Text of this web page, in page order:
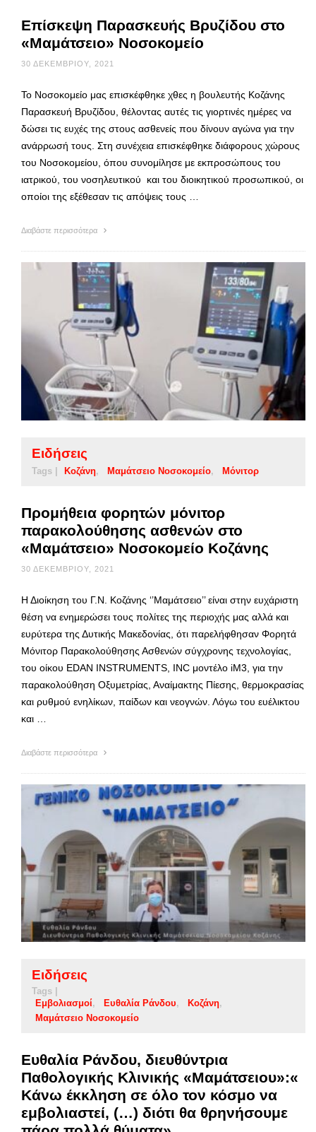
Επίσκεψη Παρασκευής Βρυζίδου στο
«Μαμάτσειο» Νοσοκομείο
30 ΔΕΚΕΜΒΡΊΟΥ, 2021
Το Νοσοκομείο μας επισκέφθηκε χθες η βουλευτής Κοζάνης
Παρασκευή Βρυζίδου, θέλοντας αυτές τις γιορτινές ημέρες να
δώσει τις ευχές της στους ασθενείς που δίνουν αγώνα για την
ανάρρωσή τους. Στη συνέχεια επισκέφθηκε διάφορους χώρους
του Νοσοκομείου, όπου συνομίλησε με εκπροσώπους του
ιατρικού, του νοσηλευτικού και του διοικητικού προσωπικού, οι
οποίοι της εξέθεσαν τις απόψεις τους …
Διαβάστε περισσότερα
Ειδήσεις
Tags | Κοζάνη Μαμάτσειο Νοσοκομείο Μόνιτορ
Προμήθεια φορητών μόνιτορ
παρακολούθησης ασθενών στο
«Μαμάτσειο» Νοσοκομείο Κοζάνης
30 ΔΕΚΕΜΒΡΊΟΥ, 2021
Η Διοίκηση του Γ.Ν. Κοζάνης ‘’Μαμάτσειο’’ είναι στην ευχάριστη
θέση να ενημερώσει τους πολίτες της περιοχής μας αλλά και
ευρύτερα της Δυτικής Μακεδονίας, ότι παρελήφθησαν Φορητά
Μόνιτορ Παρακολούθησης Ασθενών σύγχρονης τεχνολογίας,
του οίκου EDAN INSTRUMENTS, INC μοντέλο iΜ3, για την
παρακολούθηση Οξυμετρίας, Αναίμακτης Πίεσης, θερμοκρασίας
και ρυθμού ενηλίκων, παίδων και νεογνών. Λόγω του ευέλικτου
και …
Διαβάστε περισσότερα
Ειδήσεις
Tags |
Εμβολιασμοί
Ευθαλία Ράνδου
Κοζάνη
Μαμάτσειο Νοσοκομείο
Ευθαλία Ράνδου, διευθύντρια
Παθολογικής Κλινικής «Μαμάτσειου»:«
Κάνω έκκληση σε όλο τον κόσμο να
εμβολιαστεί, (…) διότι θα θρηνήσουμε